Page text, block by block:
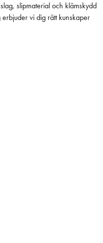
slipmaterial och klämskydd
vi dig rätt kunskaper